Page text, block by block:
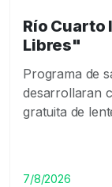
Río Cuarto
Libres"
Programa de
desarrollaran
gratuita de
7/8/2026